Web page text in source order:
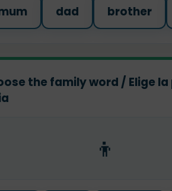
dad brother
the family word / Elige
👦